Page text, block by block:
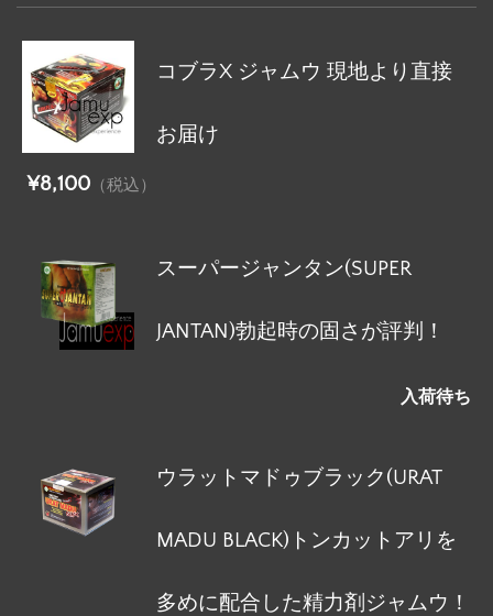
コブラX ジャムウ 現地より直接
お届け
¥8,100 （税込）
スーパージャンタン(SUPER
JANTAN)勃起時の固さが評判！
入荷待ち
ウラットマドゥブラック(URAT
MADU BLACK)トンカットアリを
多めに配合した精力剤ジャムウ！